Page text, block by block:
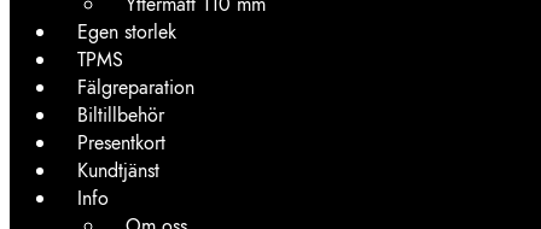
Egen storlek
TPMS
Fälgreparation
Biltillbehör
Presentkort
Kundtjänst
Info